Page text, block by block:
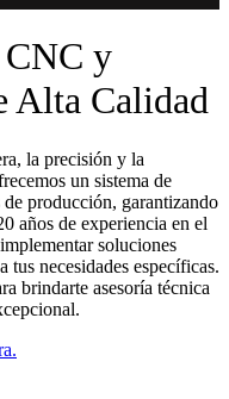
CNC y
Alta Calidad
la precisión y la
un sistema de
producción, garantizando
años de experiencia en el
soluciones
tus necesidades específicas.
brindarte asesoría técnica